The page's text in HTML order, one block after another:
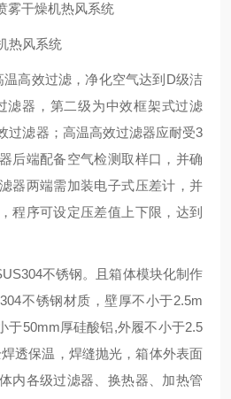
雾干燥机热风系统
热风系统
高效过滤，净化空气达到D级洁
滤器，第二级为中效框架式过滤
过滤器；高温高效过滤器应耐受3
后端配备空气检测取样口，并确
器两端需加装电子式压差计，并
程序可设定压差值上下限，达到
不锈钢。且箱体模块化制作
不锈钢材质，壁厚不小于2.5m
于50mm厚硅酸铝,外履不小于2.5
透保温，焊缝抛光，箱体外表面
内各级过滤器、换热器、加热管